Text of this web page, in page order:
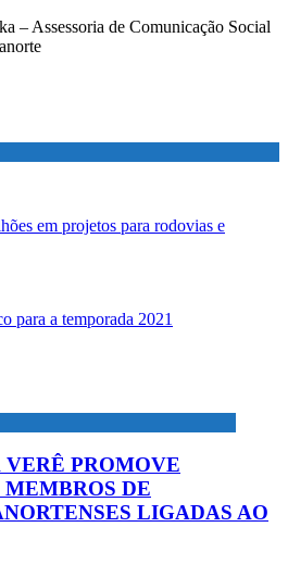
– Assessoria de Comunicação Social
em projetos para rodovias e
para a temporada 2021
PROMOVE
DE
LIGADAS AO